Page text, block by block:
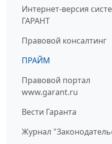
Интернет-версия
ГАРАНТ
Правовой консалтинг
ПРАЙМ
Правовой портал
www.garant.ru
Вести Гаранта
Журнал